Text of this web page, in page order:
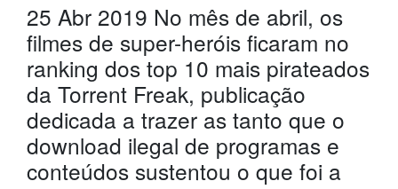
25 Abr 2019 No mês de abril, os
filmes de super-heróis ficaram no
ranking dos top 10 mais pirateados
da Torrent Freak, publicação
dedicada a trazer as tanto que o
download ilegal de programas e
conteúdos sustentou o que foi a